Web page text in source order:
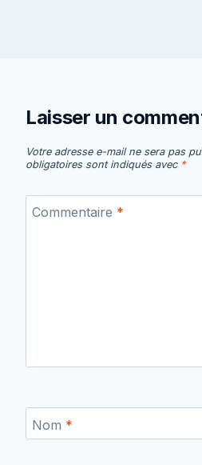
Laisser un
Votre adresse e-mail ne sera pas
obligatoires sont indiqués avec *
Commentaire *
Nom *